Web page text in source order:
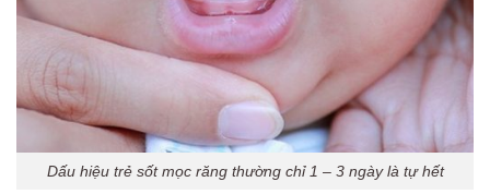
Dấu hiệu trẻ sốt mọc răng thường chỉ 1 – 3 ngày là tự hết